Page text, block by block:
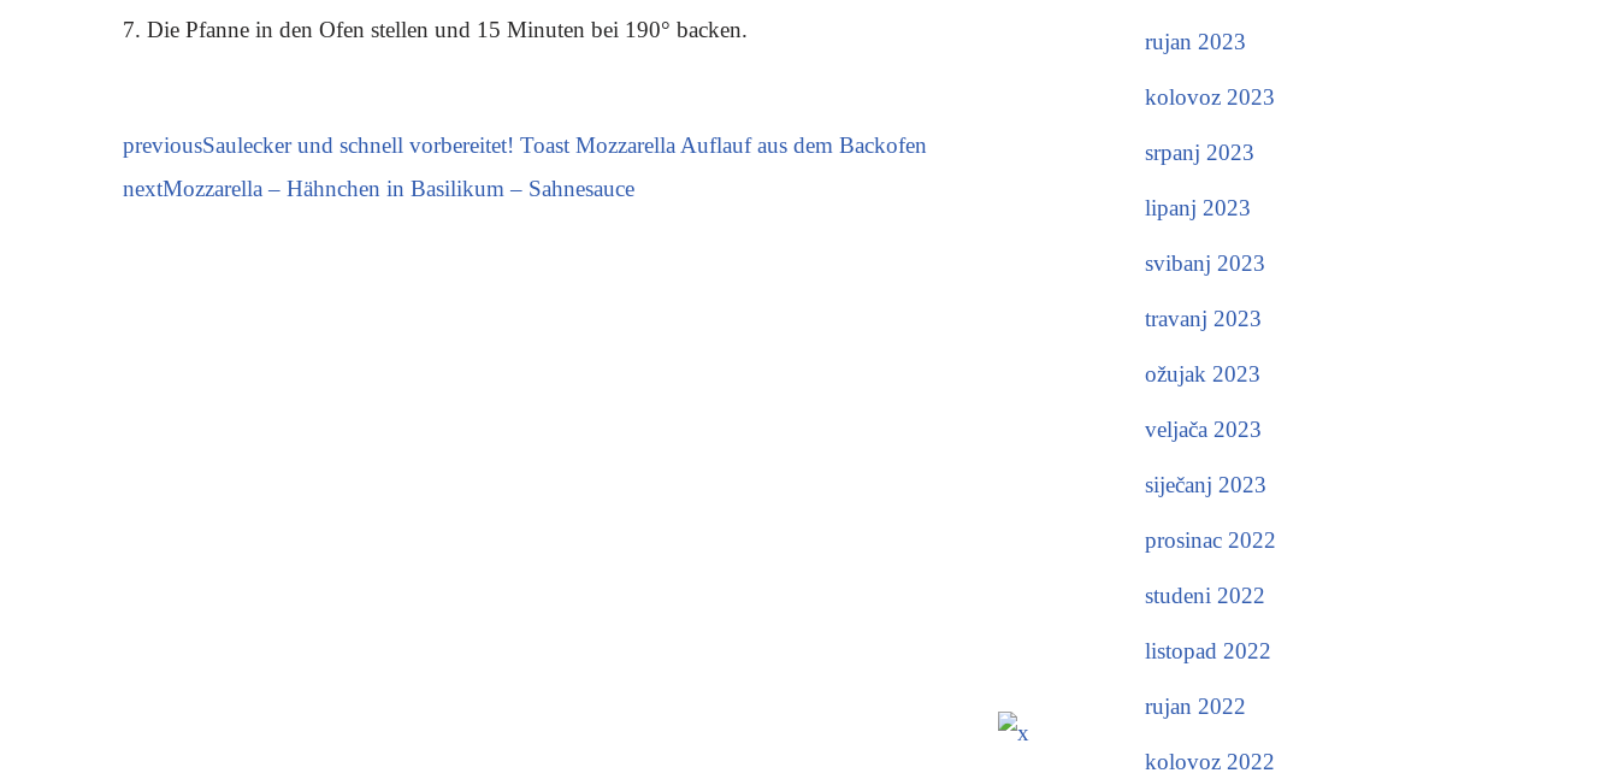
7. Die Pfanne in den Ofen stellen und 15 Minuten bei 190° backen.
previousSaulecker und schnell vorbereitet! Toast Mozzarella Auflauf aus dem Backofen
nextMozzarella – Hähnchen in Basilikum – Sahnesauce
rujan 2023
kolovoz 2023
srpanj 2023
lipanj 2023
svibanj 2023
travanj 2023
ožujak 2023
veljača 2023
siječanj 2023
prosinac 2022
studeni 2022
listopad 2022
rujan 2022
kolovoz 2022